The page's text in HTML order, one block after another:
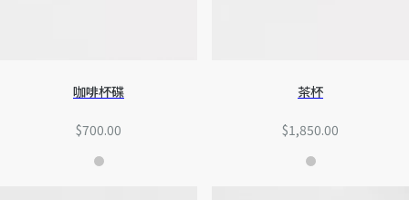
咖啡杯碟
$700.00
茶杯
$1,850.00